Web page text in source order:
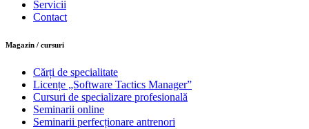
Servicii
Contact
Magazin / cursuri
Cărți de specialitate
Licențe „Software Tactics Manager”
Cursuri de specializare profesională
Seminarii online
Seminarii perfecționare antrenori